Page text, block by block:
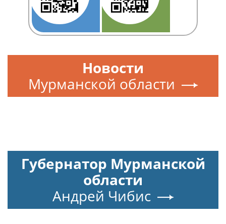
Новости
Мурманской области
Губернатор Мурманской
области
Андрей Чибис